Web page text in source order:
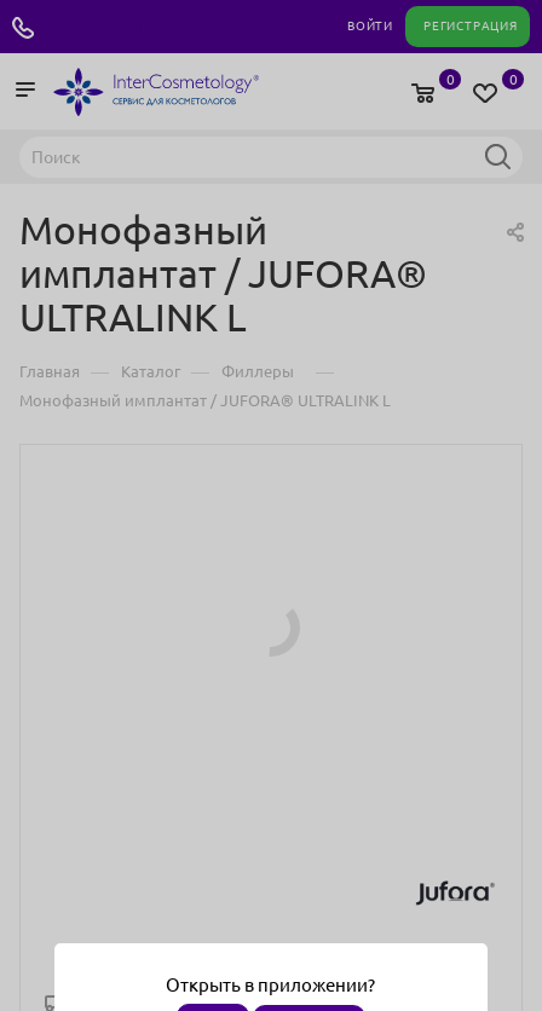
ВОЙТИ РЕГИСТРАЦИЯ
0
0
Монофазный
имплантат / JUFORA®
ULTRALINK L
Главная — Каталог — Филлеры —
Монофазный имплантат / JUFORA® ULTRALINK L
Рассчитать доставку
Открыть в приложении?